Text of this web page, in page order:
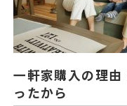
一軒家購入の理
ったから